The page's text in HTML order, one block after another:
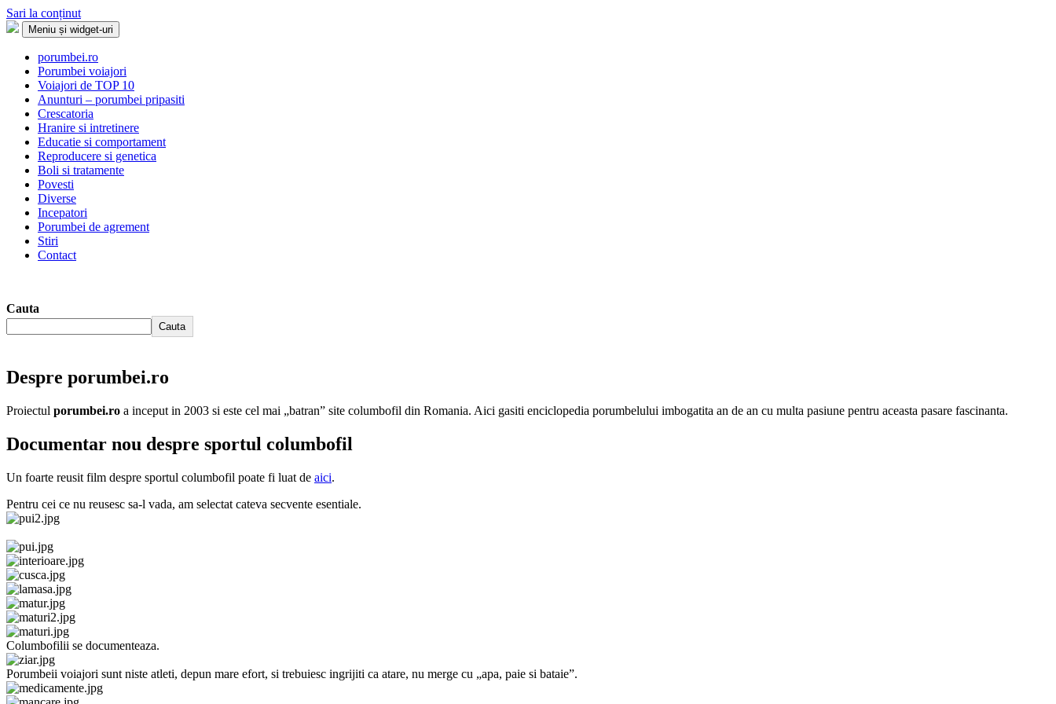
Sari la conținut
Porumbei.ro
Enciclopedia porumbelului
Meniu și widget-uri
porumbei.ro
Porumbei voiajori
Voiajori de TOP 10
Anunturi – porumbei pripasiti
Crescatoria
Hranire si intretinere
Educatie si comportament
Reproducere si genetica
Boli si tratamente
Povesti
Diverse
Incepatori
Porumbei de agrement
Stiri
Contact
Cauta
Cauta
Despre porumbei.ro
Proiectul porumbei.ro a inceput in 2003 si este cel mai „batran” site columbofil din Romania. Aici gasiti enciclopedia porumbelului imbogatita an de an cu multa pasiune pentru aceasta pasare fascinanta.
Documentar nou despre sportul columbofil
Un foarte reusit film despre sportul columbofil poate fi luat de aici.
Pentru cei ce nu reusesc sa-l vada, am selectat cateva secvente esentiale.
Columbofilii se documenteaza.
Porumbeii voiajori sunt niste atleti, depun mare efort, si trebuiesc ingrijiti ca atare, nu merge cu „apa, paie si bataie”.